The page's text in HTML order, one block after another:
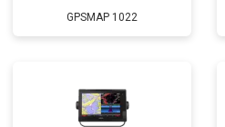
GPSMAP 1022